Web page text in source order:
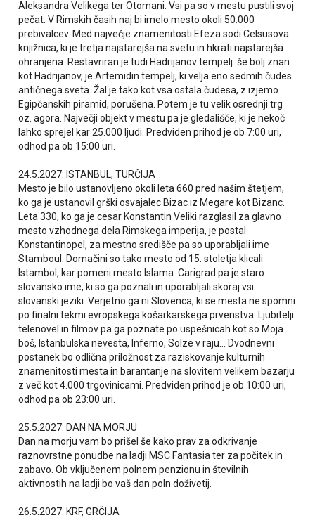
Aleksandra Velikega ter Otomani. Vsi pa so v mestu pustili svoj
pečat. V Rimskih časih naj bi imelo mesto okoli 50.000
prebivalcev. Med največje znamenitosti Efeza sodi Celsusova
knjižnica, ki je tretja najstarejša na svetu in hkrati najstarejša
ohranjena. Restavriran je tudi Hadrijanov tempelj. še bolj znan
kot Hadrijanov, je Artemidin tempelj, ki velja eno sedmih čudes
antičnega sveta. Žal je tako kot vsa ostala čudesa, z izjemo
Egipčanskih piramid, porušena. Potem je tu velik osrednji trg
oz. agora. Največji objekt v mestu pa je gledališče, ki je nekoč
lahko sprejel kar 25.000 ljudi. Predviden prihod je ob 7:00 uri,
odhod pa ob 15:00 uri.
24.5.2027: ISTANBUL, TURČIJA
Mesto je bilo ustanovljeno okoli leta 660 pred našim štetjem,
ko ga je ustanovil grški osvajalec Bizac iz Megare kot Bizanc.
Leta 330, ko ga je cesar Konstantin Veliki razglasil za glavno
mesto vzhodnega dela Rimskega imperija, je postal
Konstantinopel, za mestno središče pa so uporabljali ime
Stamboul. Domačini so tako mesto od 15. stoletja klicali
Istambol, kar pomeni mesto Islama. Carigrad pa je staro
slovansko ime, ki so ga poznali in uporabljali skoraj vsi
slovanski jeziki. Verjetno ga ni Slovenca, ki se mesta ne spomni
po finalni tekmi evropskega košarkarskega prvenstva. Ljubitelji
telenovel in filmov pa ga poznate po uspešnicah kot so Moja
boš, Istanbulska nevesta, Inferno, Solze v raju... Dvodnevni
postanek bo odlična priložnost za raziskovanje kulturnih
znamenitosti mesta in barantanje na slovitem velikem bazarju
z več kot 4.000 trgovinicami. Predviden prihod je ob 10:00 uri,
odhod pa ob 23:00 uri.
25.5.2027: DAN NA MORJU
Dan na morju vam bo prišel še kako prav za odkrivanje
raznovrstne ponudbe na ladji MSC Fantasia ter za počitek in
zabavo. Ob vključenem polnem penzionu in številnih
aktivnostih na ladji bo vaš dan poln doživetij.
26.5.2027: KRF, GRČIJA